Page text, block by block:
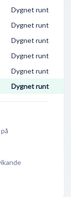
Dygnet runt
Dygnet runt
Dygnet runt
Dygnet runt
Dygnet runt
Dygnet runt